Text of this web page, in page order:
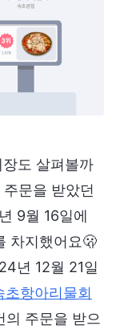
도 살펴볼까
문을 받았던
9월 16일에
차지했어요🫢
년 12월 21일
초항아리물회
주문을 받으